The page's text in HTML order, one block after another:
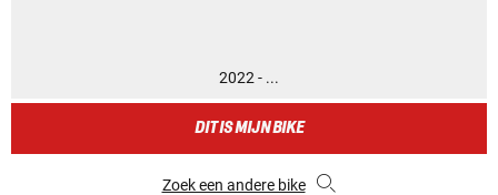
2022 - ...
DIT IS MIJN BIKE
Zoek een andere bike